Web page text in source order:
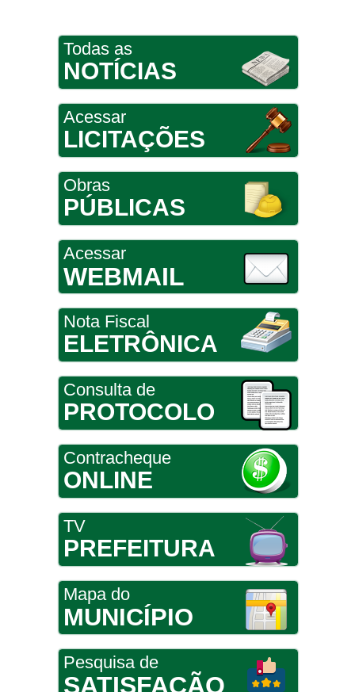
Todas as
NOTÍCIAS
Acessar
LICITAÇÕES
Obras
PÚBLICAS
Acessar
WEBMAIL
Nota Fiscal
ELETRÔNICA
Consulta de
PROTOCOLO
Contracheque
ONLINE
TV
PREFEITURA
Mapa do
MUNICÍPIO
Pesquisa de
SATISFAÇÃO